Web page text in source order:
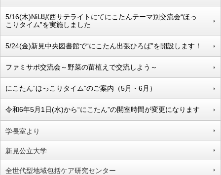
学長室より
新見公立大学
全世代型地域包括ケア研究センター
5/16(木)NiU駅西サテライトにてにこたんテーマ別交流会“ほっ
こりタイム”を実施しました
5/24(金)新見中央図書館で“にこたん出張ひろば”を開設します！
ファミサポ交流会～野菜の苗植えで交流しよう～
にこたん“ほっこりタイム”のご案内（5月・6月）
令和6年5月1日(水)から“にこたん”の開室時間が変更になります